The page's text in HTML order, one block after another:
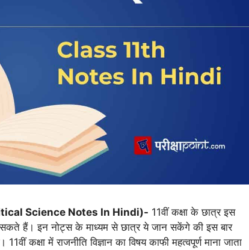
Political Science Notes In Hindi)- 11वीं कक्षा के छात्र इस
सकते हैं। इन नोट्स के माध्यम से छात्र ये जान सकेंगे की इस बार
कक्षा में राजनीति विज्ञान का विषय काफी महत्वपूर्ण माना जाता